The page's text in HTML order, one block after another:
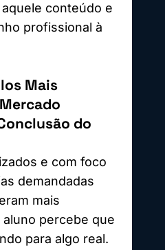
conteúdo e
profissional à
Mais
do
e com foco
demandadas
mais
aluno percebe que
para algo real.